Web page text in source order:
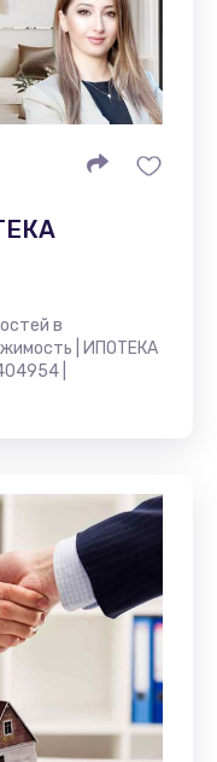
в
| ИПОТЕКА
|